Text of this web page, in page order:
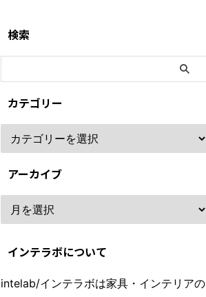
検索
カテゴリー
アーカイブ
インテラボについて
intelab/インテラボは家具・インテリアの